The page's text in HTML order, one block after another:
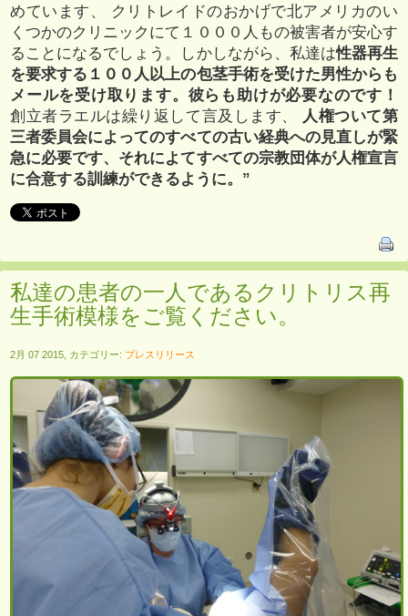
めています、 クリトレイドのおかげで北アメリカのい
くつかのクリニックにて１０００人もの被害者が安心す
ることになるでしょう。しかしながら、私達は性器再生
を要求する１００人以上の包茎手術を受けた男性からも
メールを受け取ります。彼らも助けが必要なのです！
創立者ラエルは繰り返して言及します、
人権ついて第
三者委員会によってのすべての古い経典への見直しが緊
急に必要です、それによてすべての宗教団体が人権宣言
に合意する訓練ができるように。”
私達の患者の一人であるクリトリス再
生手術模様をご覧ください。
2月 07 2015, カテゴリー: プレスリリース